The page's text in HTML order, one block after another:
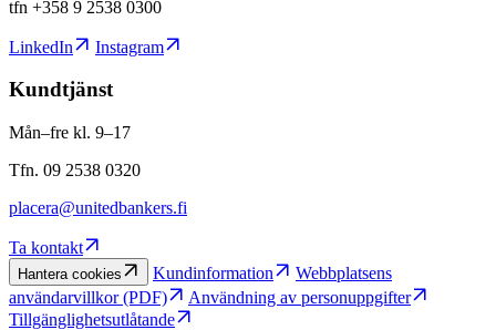
tfn +358 9 2538 0300
LinkedIn Instagram
Kundtjänst
Mån–fre kl. 9–17
Tfn. 09 2538 0320
placera@unitedbankers.fi
Ta kontakt
Hantera cookies Kundinformation
Webbplatsens
användarvillkor (PDF)
Användning av personuppgifter
Tillgänglighetsutlåtande